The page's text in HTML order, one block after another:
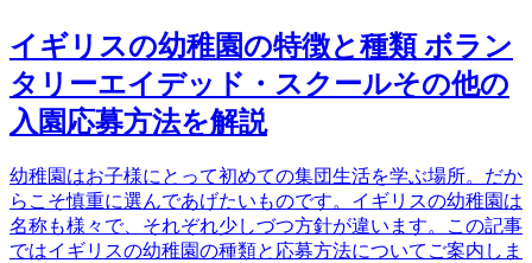
イギリスの幼稚園の特徴と種類 ボラン
タリーエイデッド・スクールその他の
入園応募方法を解説
幼稚園はお子様にとって初めての集団生活を学ぶ場所。だか
らこそ慎重に選んであげたいものです。イギリスの幼稚園は
名称も様々で、それぞれ少しづつ方針が違います。この記事
ではイギリスの幼稚園の種類と応募方法についてご案内しま